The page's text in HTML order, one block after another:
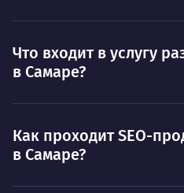
Что входит в услугу
в Самаре?
Как проходит SEO-
в Самаре?